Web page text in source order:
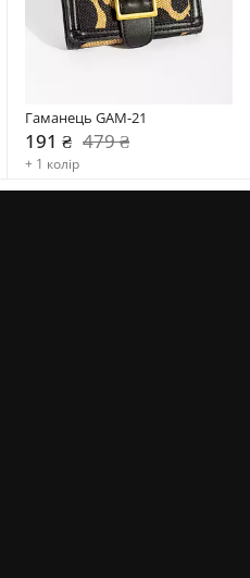
Гаманець GAM-21
191 ₴ 479 ₴
+ 1 колір